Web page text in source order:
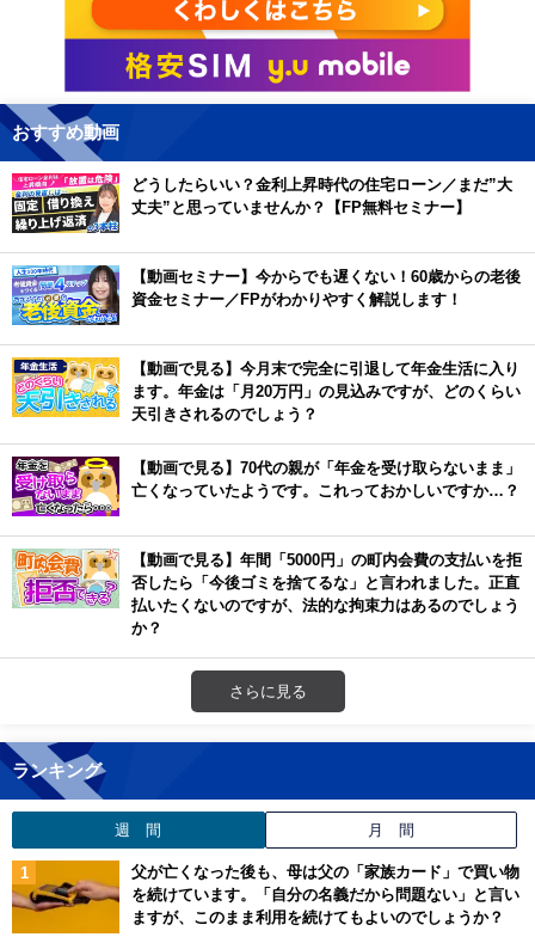
おすすめ動画
どうしたらいい？金利上昇時代の住宅ローン／まだ”大
丈夫”と思っていませんか？【FP無料セミナー】
【動画セミナー】今からでも遅くない！60歳からの老後
資金セミナー／FPがわかりやすく解説します！
【動画で見る】今月末で完全に引退して年金生活に入り
ます。年金は「月20万円」の見込みですが、どのくらい
天引きされるのでしょう？
【動画で見る】70代の親が「年金を受け取らないまま」
亡くなっていたようです。これっておかしいですか…？
【動画で見る】年間「5000円」の町内会費の支払いを拒
否したら「今後ゴミを捨てるな」と言われました。正直
払いたくないのですが、法的な拘束力はあるのでしょう
か？
さらに見る
ランキング
週 間 月 間
父が亡くなった後も、母は父の「家族カード」で買い物
を続けています。「自分の名義だから問題ない」と言い
ますが、このまま利用を続けてもよいのでしょうか？